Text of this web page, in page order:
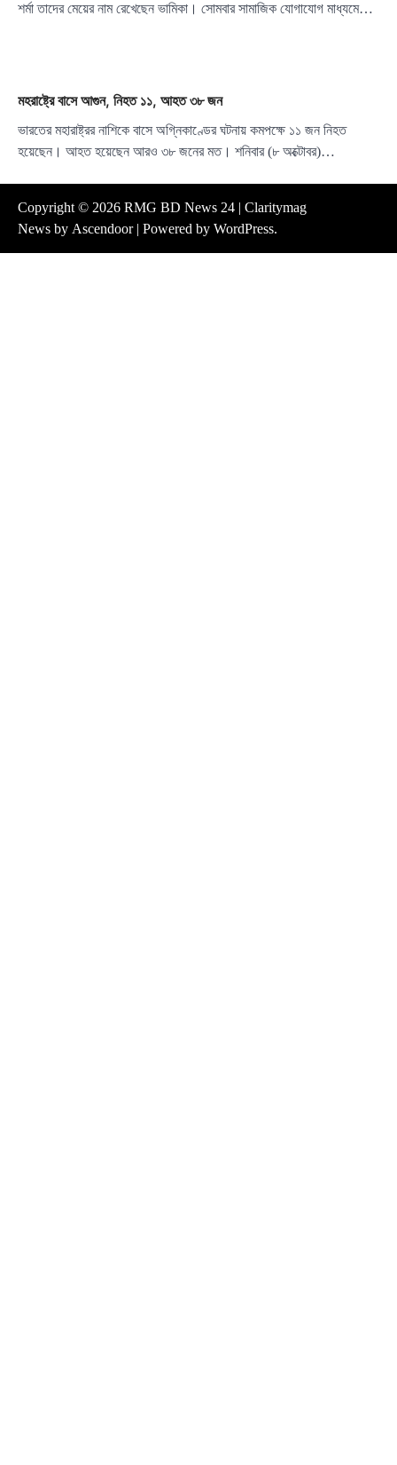
শর্মা তাদের মেয়ের নাম রেখেছেন ভামিকা। সোমবার সামাজিক যোগাযোগ মাধ্যমে…
মহরাষ্ট্রে বাসে আগুন, নিহত ১১, আহত ৩৮ জন
ভারতের মহারাষ্ট্রর নাশিকে বাসে অগ্নিকাণ্ডের ঘটনায় কমপক্ষে ১১ জন নিহত
হয়েছেন। আহত হয়েছেন আরও ৩৮ জনের মত। শনিবার (৮ অক্টোবর)…
Copyright © 2026 RMG BD News 24 | Claritymag
News by Ascendoor| Powered by WordPress.